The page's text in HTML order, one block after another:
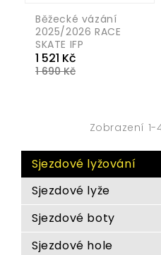
Běžecké vázání
2025/2026 RACE
SKATE IFP
1 521 Kč
1 690 Kč
Zobrazení 1-
Sjezdové lyžování
Sjezdové lyže
Sjezdové boty
Sjezdové hole